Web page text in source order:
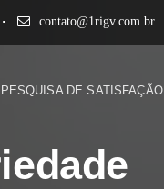
contato@1rigv.com.br
PESQUISA DE SATISFAÇÃO